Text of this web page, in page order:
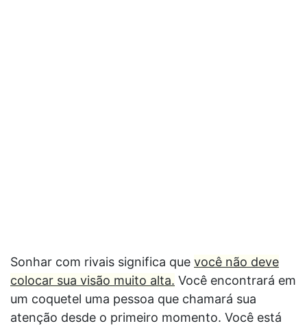
Sonhar com rivais significa que você não deve
colocar sua visão muito alta. Você encontrará em
um coquetel uma pessoa que chamará sua
atenção desde o primeiro momento. Você está